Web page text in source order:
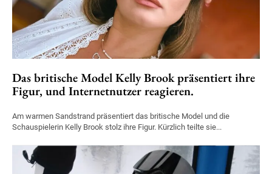
Das britische Model Kelly Brook präsentiert ihre
Figur, und Internetnutzer reagieren.
Am warmen Sandstrand präsentiert das britische Model und die
Schauspielerin Kelly Brook stolz ihre Figur. Kürzlich teilte sie...